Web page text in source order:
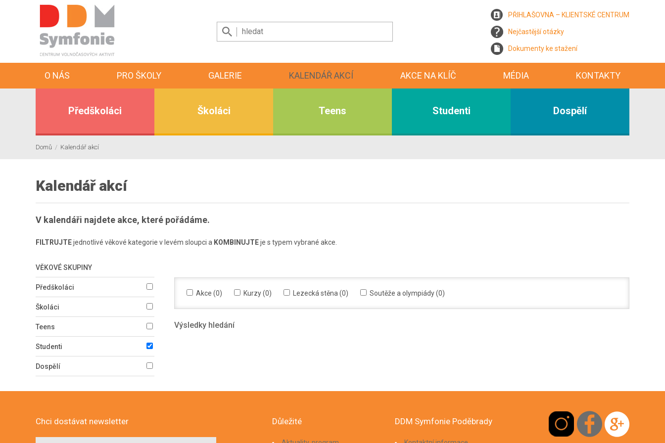
PŘIHLAŠOVNA – KLIENTSKÉ CENTRUM
Nejčastější otázky
Dokumenty ke stažení
O NÁS PRO ŠKOLY GALERIE KALENDÁŘ AKCÍ AKCE NA KLÍČ MÉDIA KONTAKTY
Předškoláci Školáci Teens Studenti Dospělí
Domů / Kalendář akcí
Kalendář akcí
V kalendáři najdete akce, které pořádáme.
FILTRUJTEjednotlivé věkové kategorie v levém sloupci a KOMBINUJTEje s typem vybrané akce.
VĚKOVÉ SKUPINY
Předškoláci
Školáci
Teens
Studenti
Dospělí
Akce (0) Kurzy (0) Lezecká stěna (0) Soutěže a olympiády (0)
Výsledky hledání
Chci dostávat newsletter Důležité DDM Symfonie Poděbrady